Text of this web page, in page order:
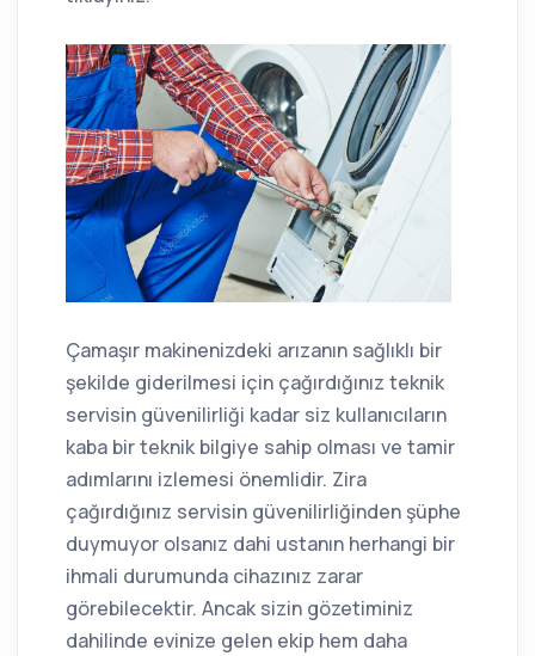
Çamaşır makinenizdeki arızanın sağlıklı bir
şekilde giderilmesi için çağırdığınız teknik
servisin güvenilirliği kadar siz kullanıcıların
kaba bir teknik bilgiye sahip olması ve tamir
adımlarını izlemesi önemlidir. Zira
çağırdığınız servisin güvenilirliğinden şüphe
duymuyor olsanız dahi ustanın herhangi bir
ihmali durumunda cihazınız zarar
görebilecektir. Ancak sizin gözetiminiz
dahilinde evinize gelen ekip hem daha